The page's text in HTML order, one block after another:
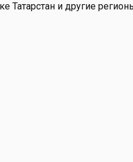
Татарстан и другие